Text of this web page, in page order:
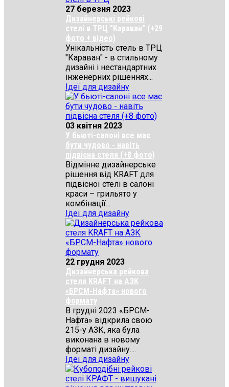
27 березня 2023
Дизайнерські рейкові
стелі в ТРЦ "Караван" (+29
фото + відео)
Унікальність стель в ТРЦ
"Караван" - в стильному
дизайні і нестандартних
інженерних рішеннях...
Ідеї для дизайну
03 квітня 2023
У бьюті-салоні все має
бути чудово - навіть
підвісна стеля (+8 фото)
Відмінне дизайнерське
рішення від KRAFT для
підвісної стелі в салоні
краси – грильято у
комбінації...
Ідеї для дизайну
22 грудня 2023
Дизайнерська рейкова
стеля KRAFT на АЗК
«БРСМ-Нафта» нового
формату
В грудні 2023 «БРСМ-
Нафта» відкрила свою
215-у АЗК, яка була
виконана в новому
форматі дизайну....
Ідеї для дизайну